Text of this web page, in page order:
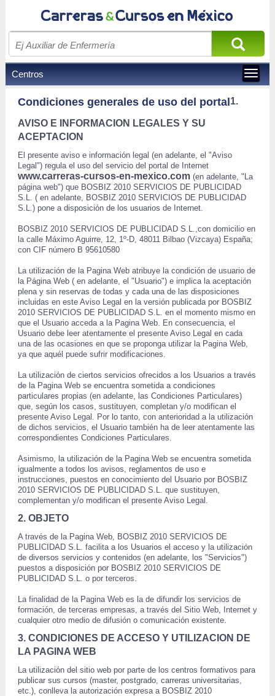
Toggle
Centros
Condiciones generales de uso del portal 1.
AVISO E INFORMACION LEGALES Y SU
ACEPTACION
El presente aviso e información legal (en adelante, el "Aviso
Legal") regula el uso del servicio del portal de Internet
www.carreras-cursos-en-mexico.com (en adelante, "La
página web") que BOSBIZ 2010 SERVICIOS DE PUBLICIDAD
S.L. ( en adelante, BOSBIZ 2010 SERVICIOS DE PUBLICIDAD
S.L.) pone a disposición de los usuarios de Internet.
BOSBIZ 2010 SERVICIOS DE PUBLICIDAD S.L.,con domicilio en
la calle Máximo Aguirre, 12, 1º-D, 48011 Bilbao (Vizcaya) España;
con CIF número B 95610580
La utilización de la Pagina Web atribuye la condición de usuario de
la Página Web ( en adelante, el "Usuario") e implica la aceptación
plena y sin reservas de todas y cada una de las disposiciones
incluidas en este Aviso Legal en la versión publicada por BOSBIZ
2010 SERVICIOS DE PUBLICIDAD S.L. en el momento mismo en
que el Usuario acceda a la Pagina Web. En consecuencia, el
Usuario debe leer atentamente el presente Aviso Legal en cada
una de las ocasiones en que se proponga utilizar la Pagina Web,
ya que aquél puede sufrir modificaciones.
La utilización de ciertos servicios ofrecidos a los Usuarios a través
de la Pagina Web se encuentra sometida a condiciones
particulares propias (en adelante, las Condiciones Particulares)
que, según los casos, sustituyen, completan y/o modifican el
presente Aviso Legal. Por lo tanto, con anterioridad a la utilización
de dichos servicios, el Usuario también ha de leer atentamente las
correspondientes Condiciones Particulares.
Asimismo, la utilización de la Pagina Web se encuentra sometida
igualmente a todos los avisos, reglamentos de uso e
instrucciones, puestos en conocimiento del Usuario por BOSBIZ
2010 SERVICIOS DE PUBLICIDAD S.L. que sustituyen,
complementan y/o modifican el presente Aviso Legal.
2. OBJETO
A través de la Pagina Web, BOSBIZ 2010 SERVICIOS DE
PUBLICIDAD S.L. facilita a los Usuarios el acceso y la utilización
de diversos servicios y contenidos (en adelante, los "Servicios")
puestos a disposición por BOSBIZ 2010 SERVICIOS DE
PUBLICIDAD S.L. o por terceros.
La finalidad de la Pagina Web es la de difundir los servicios de
formación, de terceras empresas, a través del Sitio Web, Internet y
cualquier otro medio de difusión o comunicación existente.
3. CONDICIONES DE ACCESO Y UTILIZACION DE
LA PAGINA WEB
La utilización del sitio web por parte de los centros formativos para
publicar sus cursos (master, postgrado, carreras universitarias,
etc.), conlleva la autorización expresa a BOSBIZ 2010